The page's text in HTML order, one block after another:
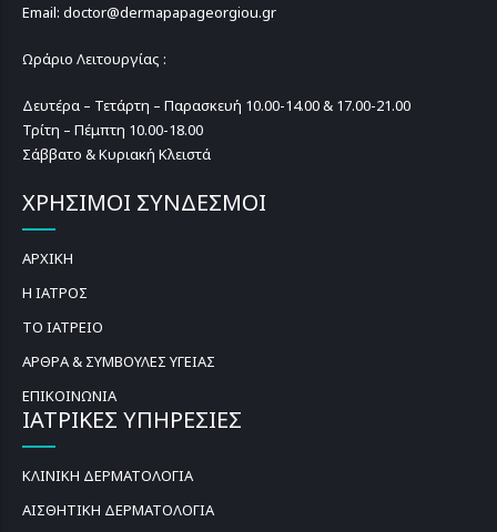
Email: doctor@dermapapageorgiou.gr
Ωράριο Λειτουργίας :
Δευτέρα – Τετάρτη – Παρασκευή 10.00-14.00 & 17.00-21.00
Τρίτη – Πέμπτη 10.00-18.00
Σάββατο & Κυριακή Κλειστά
ΧΡΗΣΙΜΟΙ ΣΥΝΔΕΣΜΟΙ
ΑΡΧΙΚΗ
Η ΙΑΤΡΟΣ
ΤΟ ΙΑΤΡΕΙΟ
ΑΡΘΡΑ & ΣΥΜΒΟΥΛΕΣ ΥΓΕΙΑΣ
ΕΠΙΚΟΙΝΩΝΙΑ
ΙΑΤΡΙΚΕΣ ΥΠΗΡΕΣΙΕΣ
ΚΛΙΝΙΚΗ ΔΕΡΜΑΤΟΛΟΓΙΑ
ΑΙΣΘΗΤΙΚΗ ΔΕΡΜΑΤΟΛΟΓΙΑ